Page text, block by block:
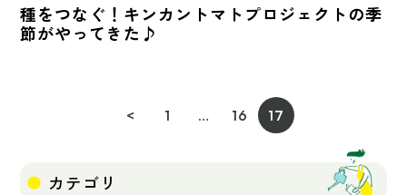
種をつなぐ！キンカントマトプロジェクトの季
節がやってきた♪
< 1 … 16 17
カテゴリ